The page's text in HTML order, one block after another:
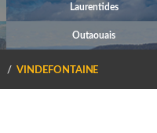
Laurentides
Outaouais
VINDEFONTAINE